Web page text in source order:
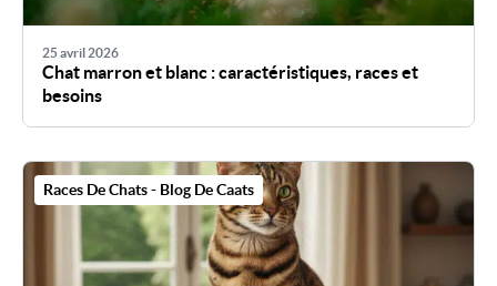
25 avril 2026
Chat marron et blanc : caractéristiques, races et
besoins
Races De Chats - Blog De Caats